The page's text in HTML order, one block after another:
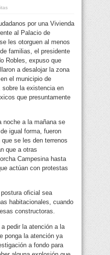
por una Vivienda
al Palacio de
les otorguen al menos
familias, el presidente
Robles, expuso que
a desalojar la zona
el municipio de
la existencia en
que presuntamente
noche a la mañana se
igual forma, fueron
se les den terrenos
que a otras
Campesina hasta
actúan con protestas
oficial sea
habitacionales, cuando
constructoras.
pedir la atención a la
ponga la atención ya
a fondo para